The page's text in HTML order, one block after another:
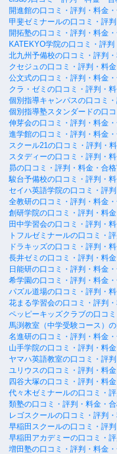
開進館の口コミ・評判・料金
甲斐ゼミナールの口コミ・評
開拓塾の口コミ・評判・料金
KATEKYO学院の口コミ・評
北九州予備校の口コミ・評判
クセジュの口コミ・評判・料
公文式の口コミ・評判・料金
クラ・ゼミの口コミ・評判・
個別指導キャンパスの口コミ
個別指導塾スタンダードの口
伸芽会の口コミ・評判・料金
進学館の口コミ・評判・料金
スクール21の口コミ・評判・
スタディーの口コミ・評判・
昴の口コミ・評判・料金・合
駿台予備校の口コミ・評判・
セイハ英語学院の口コミ・評
全教研の口コミ・評判・料金
創研学院の口コミ・評判・料
田中学習会の口コミ・評判・
トフルゼミナールの口コミ・
ドラキッズの口コミ・評判・
長井ゼミの口コミ・評判・料
日能研の口コミ・評判・料金
希学園の口コミ・評判・料金
パズル道場の口コミ・評判・
花まる学習会の口コミ・評判
ペッピーキッズクラブの口コ
馬渕教室（中学受験コース）
名進研の口コミ・評判・料金
山手学院の口コミ・評判・料
ヤマハ英語教室の口コミ・評
ユリウスの口コミ・評判・料
四谷大塚の口コミ・評判・料
代々木ゼミナールの口コミ・
類塾の口コミ・評判・料金・
レゴスクールの口コミ・評判
早稲田スクールの口コミ・評
早稲田アカデミーの口コミ・
増田塾の口コミ・評判・料金